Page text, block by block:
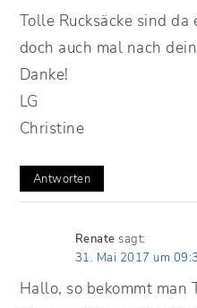
Tolle Rucksäcke sind
doch auch mal nach
Danke!
LG
Christine
Antworten
Renate sagt:
31. Mai 2017 um
Hallo, so bekommt man